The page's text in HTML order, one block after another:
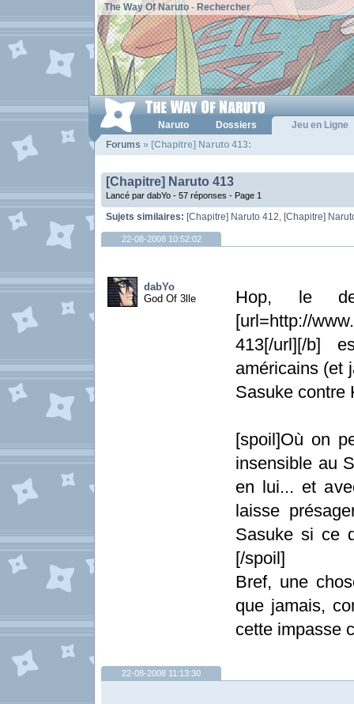
The Way Of Naruto- Rechercher
Naruto Dossiers
Jeu en Ligne
Forums » [Chapitre] Naruto 413:
[Chapitre] Naruto 413
Lancé par dabYo - 57 réponses - Page 1
Sujets similaires: [Chapitre] Naruto 412, [Chapitre]
22-08-2008 10:52:02
dabYo
God Of 3lle
Hop, le
[url=http://
413[/url][/b]
américains (et
Sasuke contre
[spoil]Où on
insensible au
en lui... et
laisse
Sasuke si ce
[/spoil]
Bref, une
que jamais,
cette impasse
22-08-2008 11:13:30